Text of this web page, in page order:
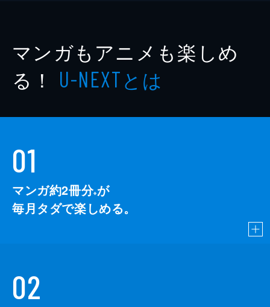
マンガもアニメも楽しめ
る！ U-NEXTとは
01
マンガ約2冊分※が
毎月タダで楽しめる。
02